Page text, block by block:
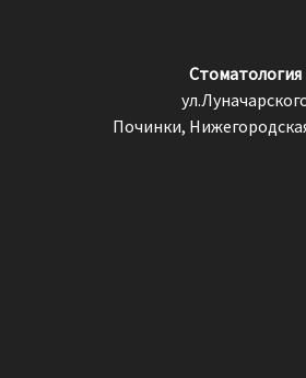
Стоматология
Починки,